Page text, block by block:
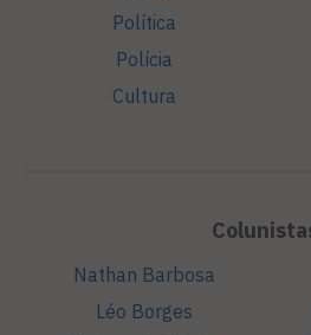
Política
Polícia
Cultura
Nathan Barbosa
Léo Borges